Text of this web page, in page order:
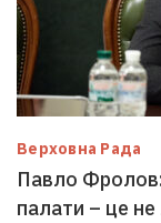
Верховна Рада
Павло
палати – це